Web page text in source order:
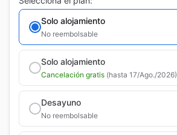
Solo alojamiento
No reembolsable
Solo alojamiento
Cancelación gratis (hasta 17/Ago./2026)
Desayuno
No reembolsable